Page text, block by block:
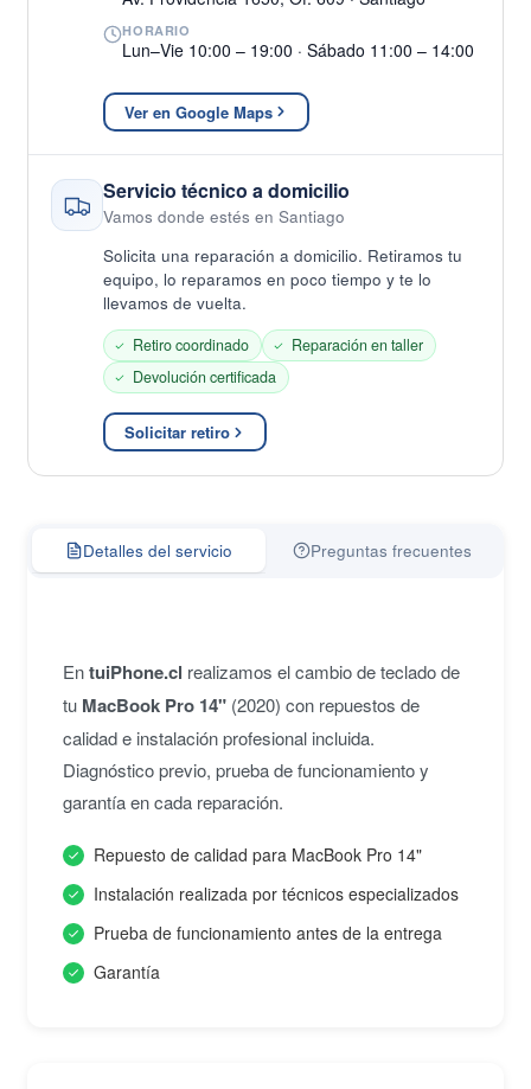
HORARIO
Lun–Vie 10:00 – 19:00 · Sábado 11:00 – 14:00
Ver en Google Maps
Servicio técnico a domicilio
Vamos donde estés en Santiago
Solicita una reparación a domicilio. Retiramos tu
equipo, lo reparamos en poco tiempo y te lo
llevamos de vuelta.
Retiro coordinado
Reparación en taller
Devolución certificada
Solicitar retiro
Detalles del servicio Preguntas frecuentes
EntuiPhone.cl realizamos el cambio de teclado de
tu MacBook Pro 14"(2020) con repuestos de
calidad e instalación profesional incluida.
Diagnóstico previo, prueba de funcionamiento y
garantía en cada reparación.
Repuesto de calidad para MacBook Pro 14"
Instalación realizada por técnicos especializados
Prueba de funcionamiento antes de la entrega
Garantía